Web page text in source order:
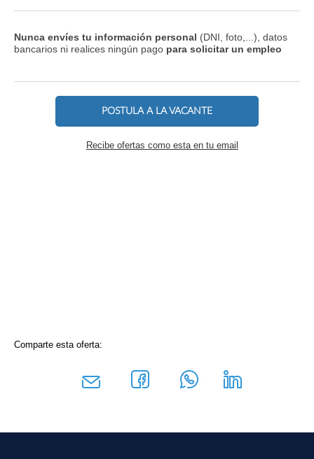
Nunca envíes tu información personal (DNI, foto,...), datos
bancarios ni realices ningún pago para solicitar un empleo
POSTULA A LA VACANTE
Recibe ofertas como esta en tu email
Comparte esta oferta: